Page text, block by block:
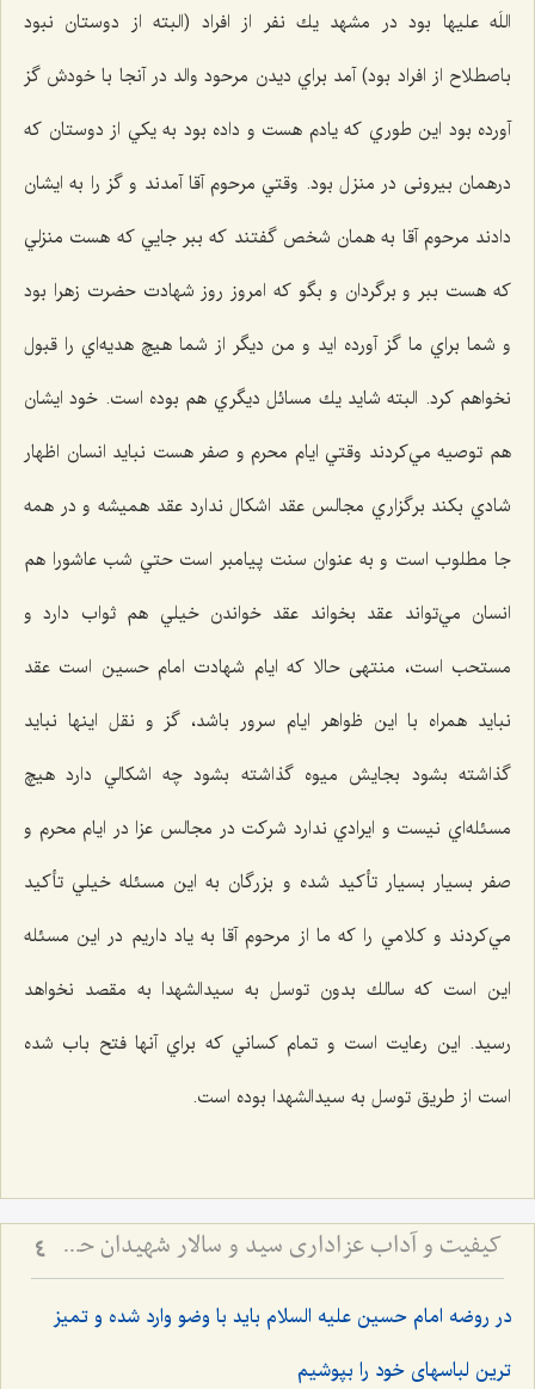
اللَه علیها بود در مشهد يك نفر از افراد (البته از دوستان نبود
باصطلاح از افراد بود) آمد براي ديدن مرحود والد در آنجا با خودش گز
آورده بود اين طوري كه يادم هست و داده بود به يكي از دوستان كه
درهمان بیرونی در منزل بود. وقتي مرحوم آقا آمدند و گز را به ایشان
دادند مرحوم آقا به همان شخص گفتند كه ببر جایي كه هست منزلي
كه هست ببر و برگردان و بگو كه امروز روز شهادت حضرت زهرا بود
و شما براي ما گز آورده ايد و من ديگر از شما هيچ هديه‌اي را قبول
نخواهم كرد. البته شايد يك مسائل ديگري هم بوده است. خود ايشان
هم توصيه مي‌كردند وقتي ايام محرم و صفر هست نبايد انسان اظهار
شادي بكند برگزاري مجالس عقد اشكال ندارد عقد هميشه و در همه
جا مطلوب است و به عنوان سنت پيامبر است حتي شب عاشورا هم
انسان مي‌تواند عقد بخواند عقد خواندن خيلي هم ثواب دارد و
مستحب است، منتهی حالا که ایام شهادت امام حسين است عقد
نبايد همراه با اين ظواهر ايام سرور باشد، گز و نقل اينها نبايد
گذاشته بشود بجايش ميوه گذاشته بشود چه اشكالي دارد هيچ
مسئله‌اي نيست و ايرادي ندارد شركت در مجالس عزا در ايام محرم و
صفر بسيار بسيار تأكيد شده و بزرگان به اين مسئله خيلي تأكيد
مي‌كردند و كلامي را كه ما از مرحوم آقا به ياد داريم در اين مسئله
اين است كه سالك بدون توسل به سيدالشهدا به مقصد نخواهد
رسيد. اين رعايت است و تمام كساني كه براي آنها فتح باب شده
است از طريق توسل به سيدالشهدا بوده است.
کیفیت و آداب عزاداری سید و سالار شهیدان حضرت أباعبداللَه الحسین علیه السلام 4
در روضه امام حسين عليه السلام بايد با وضو وارد شده و تميز
ترين لباسهاى خود را بپوشيم